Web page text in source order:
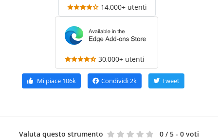
14,000+ utenti
30,000+ utenti
Mi piace 106k Condividi2k Tweet
Valuta questo strumento 0 / 5 - 0 voti